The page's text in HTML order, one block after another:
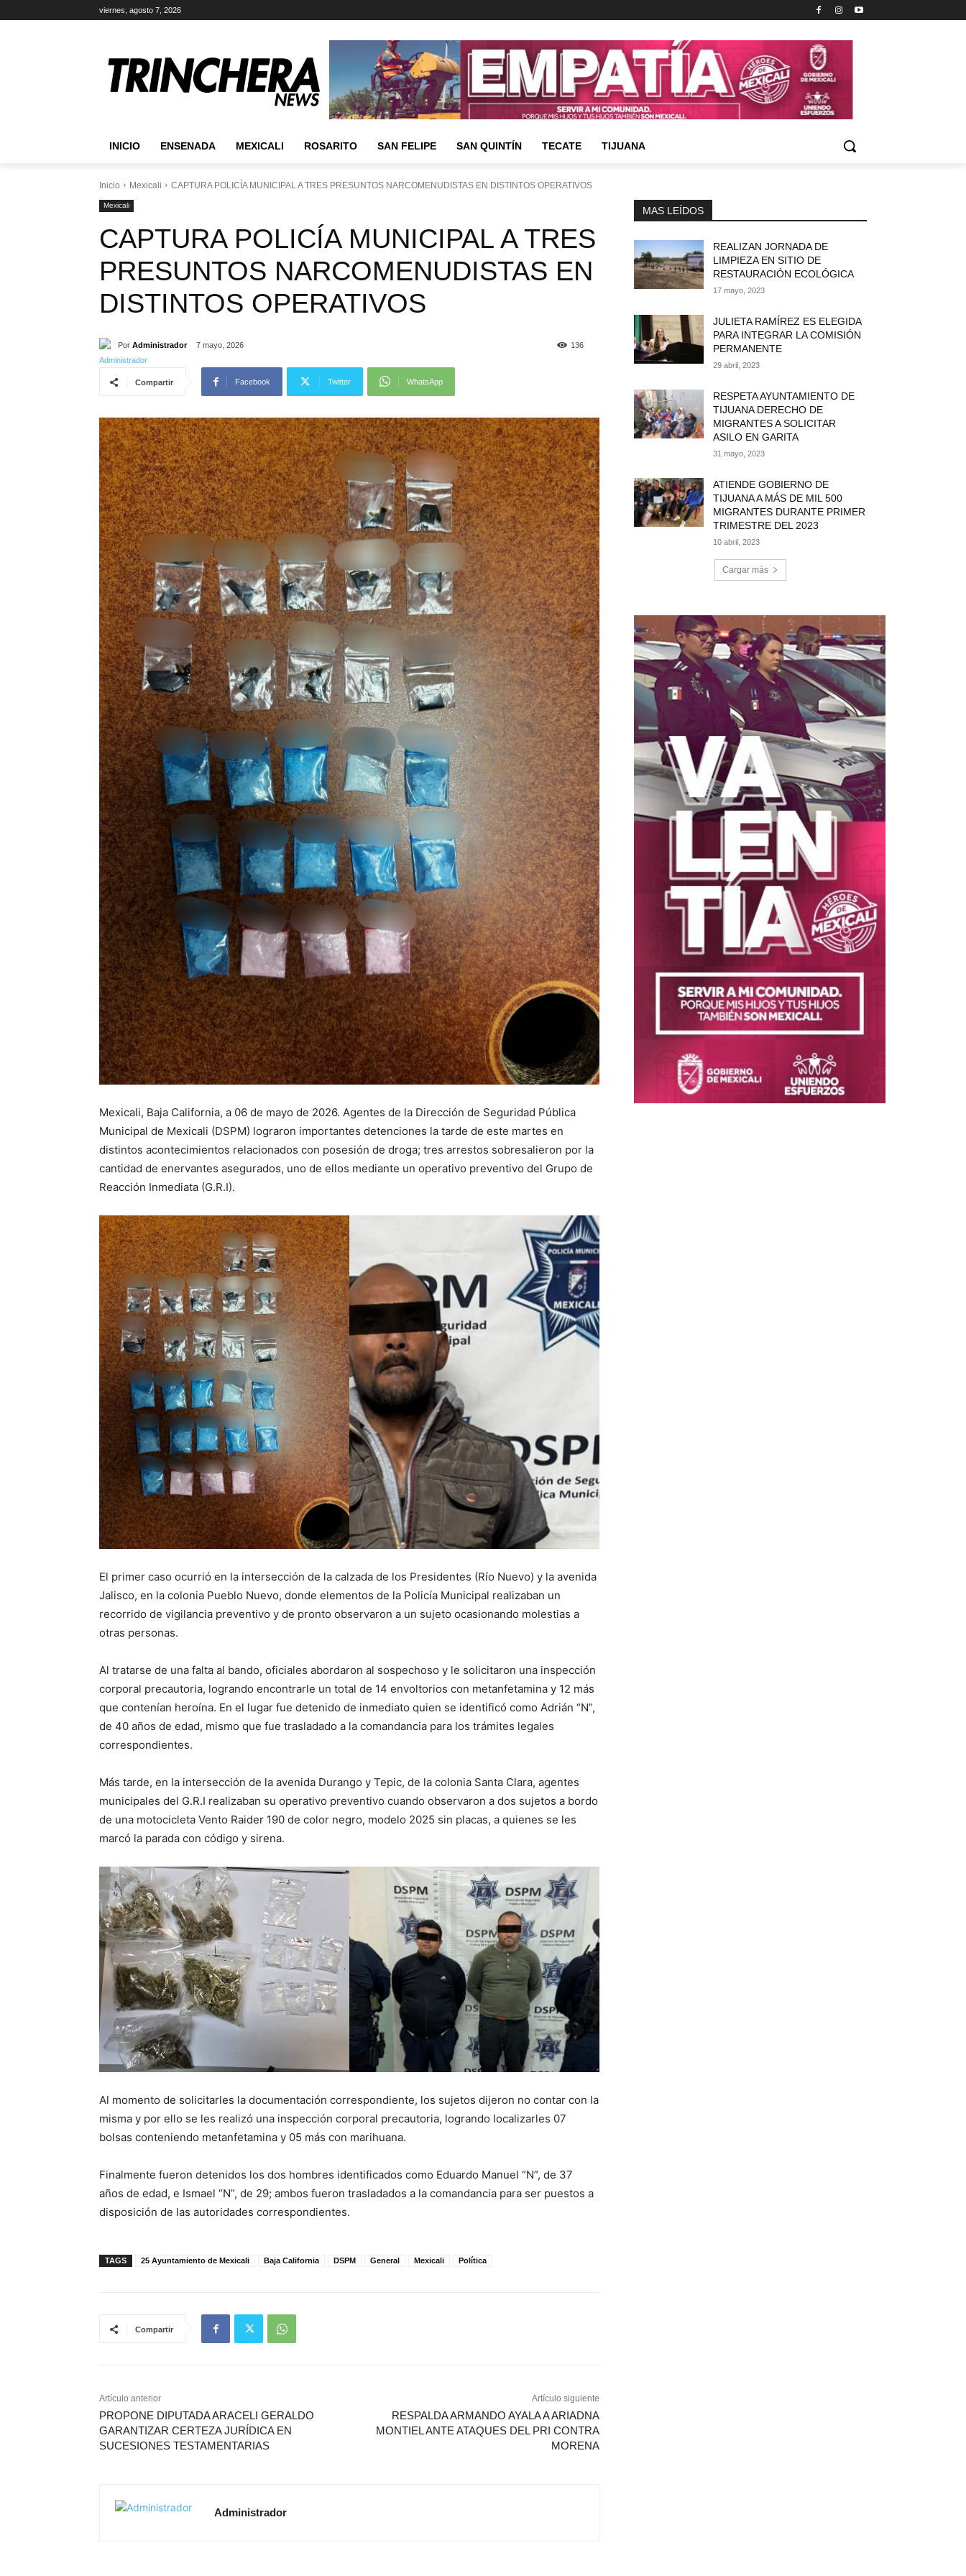
viernes, agosto 7, 2026
INICIO ENSENADA MEXICALI ROSARITO SAN FELIPE SAN QUINTÍN TECATE TIJUANA
Inicio Mexicali CAPTURA POLICÍA MUNICIPAL A TRES PRESUNTOS NARCOMENUDISTAS EN DISTINTOS OPERATIVOS
Mexicali
CAPTURA POLICÍA MUNICIPAL A TRES
PRESUNTOS NARCOMENUDISTAS EN
DISTINTOS OPERATIVOS
Por Administrador 7 mayo, 2026 136
Compartir Facebook Twitter WhatsApp
Mexicali, Baja California, a 06 de mayo de 2026. Agentes de la Dirección de Seguridad Pública
Municipal de Mexicali (DSPM) lograron importantes detenciones la tarde de este martes en
distintos acontecimientos relacionados con posesión de droga; tres arrestos sobresalieron por la
cantidad de enervantes asegurados, uno de ellos mediante un operativo preventivo del Grupo de
Reacción Inmediata (G.R.I).
El primer caso ocurrió en la intersección de la calzada de los Presidentes (Río Nuevo) y la avenida
Jalisco, en la colonia Pueblo Nuevo, donde elementos de la Policía Municipal realizaban un
recorrido de vigilancia preventivo y de pronto observaron a un sujeto ocasionando molestias a
otras personas.
Al tratarse de una falta al bando, oficiales abordaron al sospechoso y le solicitaron una inspección
corporal precautoria, logrando encontrarle un total de 14 envoltorios con metanfetamina y 12 más
que contenían heroína. En el lugar fue detenido de inmediato quien se identificó como Adrián “N”,
de 40 años de edad, mismo que fue trasladado a la comandancia para los trámites legales
correspondientes.
Más tarde, en la intersección de la avenida Durango y Tepic, de la colonia Santa Clara, agentes
municipales del G.R.I realizaban su operativo preventivo cuando observaron a dos sujetos a bordo
de una motocicleta Vento Raider 190 de color negro, modelo 2025 sin placas, a quienes se les
marcó la parada con código y sirena.
Al momento de solicitarles la documentación correspondiente, los sujetos dijeron no contar con la
misma y por ello se les realizó una inspección corporal precautoria, logrando localizarles 07
bolsas conteniendo metanfetamina y 05 más con marihuana.
Finalmente fueron detenidos los dos hombres identificados como Eduardo Manuel “N”, de 37
años de edad, e Ismael “N”, de 29; ambos fueron trasladados a la comandancia para ser puestos a
disposición de las autoridades correspondientes.
TAGS 25 Ayuntamiento de Mexicali Baja California DSPM General Mexicali Política
Compartir
Artículo anterior
PROPONE DIPUTADA ARACELI GERALDO
GARANTIZAR CERTEZA JURÍDICA EN
SUCESIONES TESTAMENTARIAS
Artículo siguiente
RESPALDA ARMANDO AYALA A ARIADNA
MONTIEL ANTE ATAQUES DEL PRI CONTRA
MORENA
Administrador
MAS LEÍDOS
REALIZAN JORNADA DE
LIMPIEZA EN SITIO DE
RESTAURACIÓN ECOLÓGICA
17 mayo, 2023
JULIETA RAMÍREZ ES ELEGIDA
PARA INTEGRAR LA COMISIÓN
PERMANENTE
29 abril, 2023
RESPETA AYUNTAMIENTO DE
TIJUANA DERECHO DE
MIGRANTES A SOLICITAR
ASILO EN GARITA
31 mayo, 2023
ATIENDE GOBIERNO DE
TIJUANA A MÁS DE MIL 500
MIGRANTES DURANTE PRIMER
TRIMESTRE DEL 2023
10 abril, 2023
Cargar más